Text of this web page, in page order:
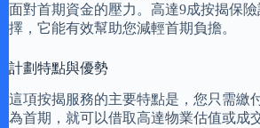
面對首期資金的壓力。高達9成按揭保
擇，它能有效幫助您減輕首期負擔。
計劃特點與優勢
這項按揭服務的主要特點是，您只需繳
為首期，就可以借取高達物業估值或成